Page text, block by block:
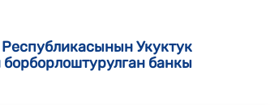
Укуктук
банкы